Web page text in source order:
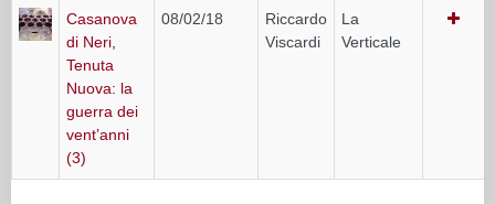
Casanova
di Neri,
Tenuta
Nuova: la
guerra dei
vent’anni
(3)
08/02/18
Riccardo
Viscardi
La
Verticale